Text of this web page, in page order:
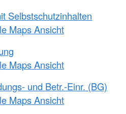
Selbstschutzinhalten
Maps Ansicht
Maps Ansicht
und Betr.-Einr. (BG)
Maps Ansicht